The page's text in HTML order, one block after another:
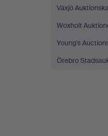
Växjö
Woxholt
Young's
Örebro